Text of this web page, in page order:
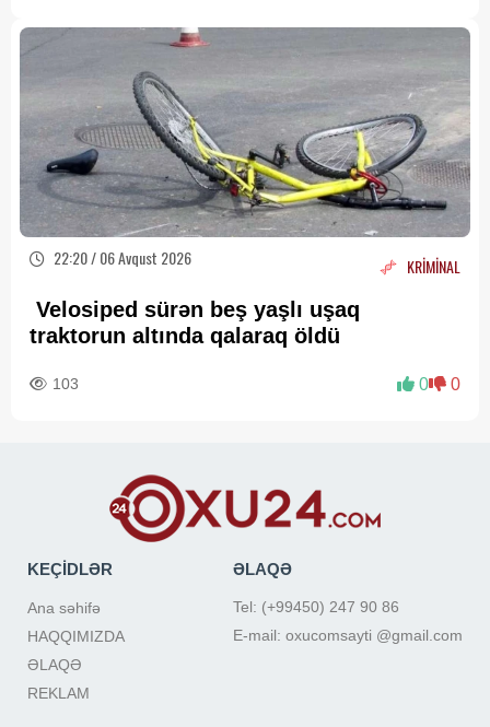
22:20 / 06 Avqust 2026 KRİMİNAL
Velosiped sürən beş yaşlı uşaq
traktorun altında qalaraq öldü
103 0 0
KEÇİDLƏR
Ana səhifə
HAQQIMIZDA
ƏLAQƏ
REKLAM
ƏLAQƏ
Tel: (+99450) 247 90 86
E-mail: oxucomsayti @gmail.com